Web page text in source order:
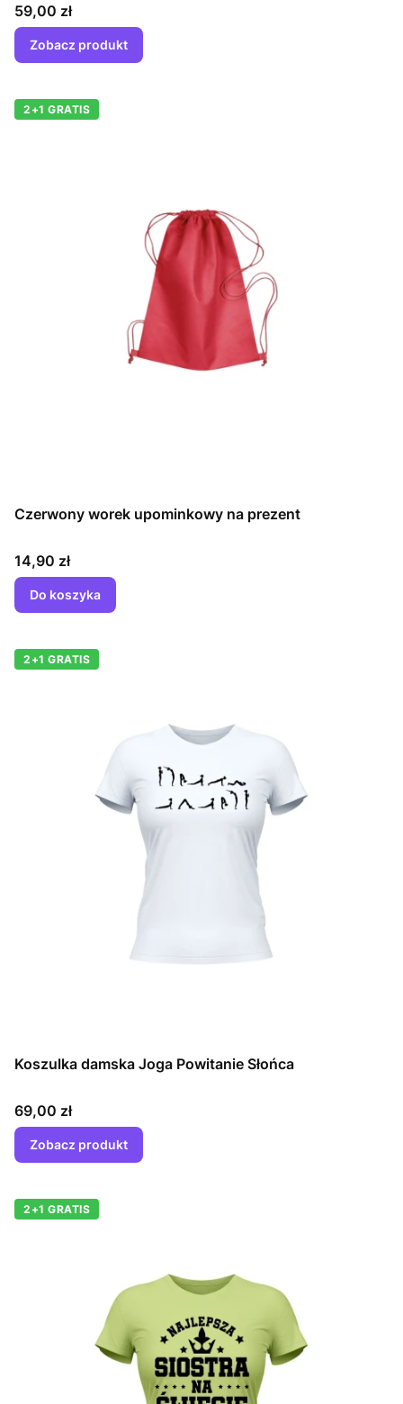
Cena
59,00 zł
Zobacz produkt
2+1 GRATIS
Czerwony worek upominkowy na prezent
Cena
14,90 zł
Do koszyka
2+1 GRATIS
Koszulka damska Joga Powitanie Słońca
Cena
69,00 zł
Zobacz produkt
2+1 GRATIS